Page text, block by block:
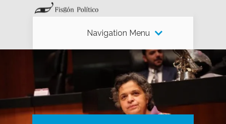
Navigation Menu